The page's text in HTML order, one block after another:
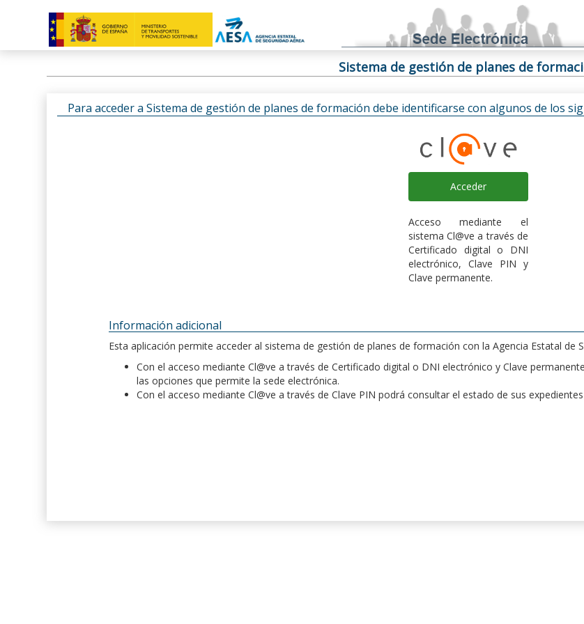
Sistema de gestión de planes de
Para acceder a Sistema de gestión de planes de formación debe identificarse con algunos de los
Acceder
Acceso mediante el
sistema Cl@ve a través de
Certificado digital o DNI
electrónico, Clave PIN y
Clave permanente.
Información adicional
Esta aplicación permite acceder al sistema de gestión de planes de formación con la Agencia Estatal de
Con el acceso mediante Cl@ve a través de Certificado digital o DNI electrónico y Clave
las opciones que permite la sede electrónica.
Con el acceso mediante Cl@ve a través de Clave PIN podrá consultar el estado de sus